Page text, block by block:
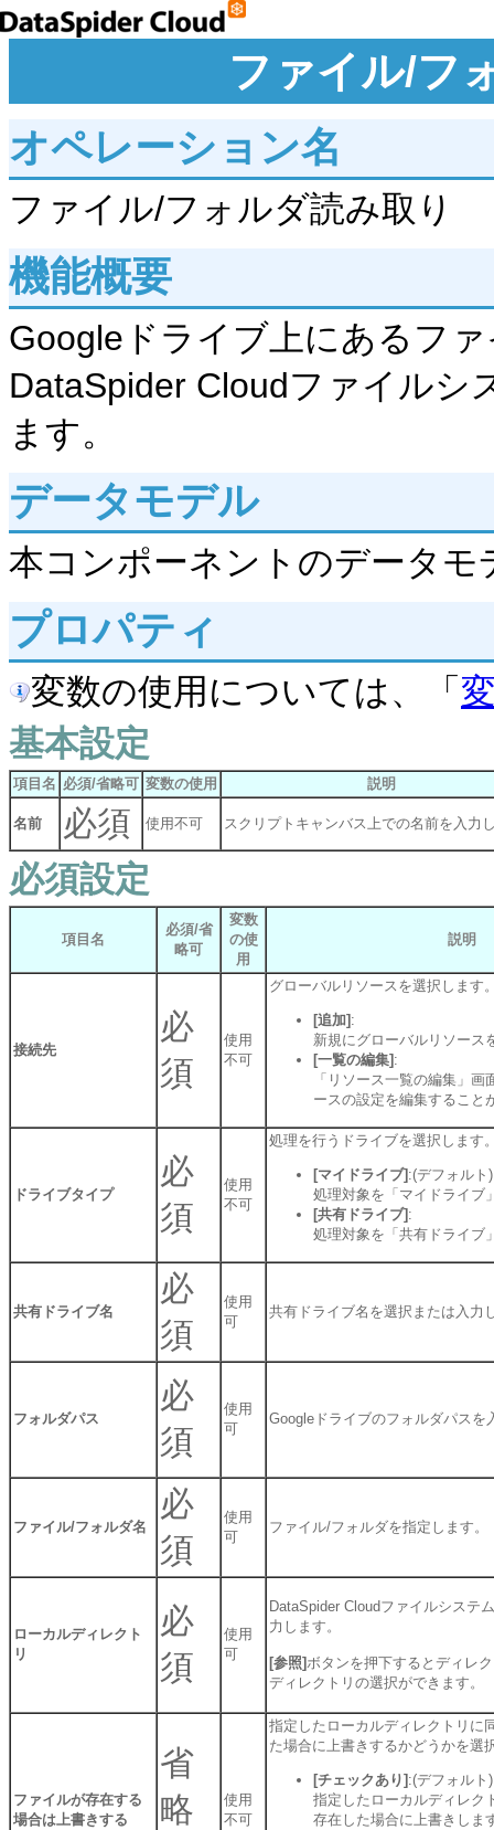
ファイル/フ
オペレーション名
ファイル/フォルダ読み取り
機能概要
Googleドライブ上にあるフ
DataSpider Cloudファイルシ
ます。
データモデル
本コンポーネントのデータモ
プロパティ
変数の使用については、「
基本設定
項目名 必須/省略可 変数の使用 説明
名前 必須 使用不可 スクリプトキャンバス上での名前を入力
必須設定
項目名
必須/省
略可
変数
の使
用
説明
接続先
必
須
使用
不可
グローバルリソースを選択します
[追加] :
新規にグローバルリソース
[一覧の編集] :
「リソース一覧の編集」
ースの設定を編集すること
ドライブタイプ
必
須
使用
不可
処理を行うドライブを選択します
[マイドライブ] :(デフォルト)
処理対象を「マイドライブ
[共有ドライブ] :
処理対象を「共有ドライブ
共有ドライブ名
必
須
使用
可
共有ドライブ名を選択または入力
フォルダパス
必
須
使用
可
Googleドライブのフォルダパスを
ファイル/フォルダ名
必
須
使用
可
ファイル/フォルダを指定します。
ローカルディレクト
リ
必
須
使用
可
DataSpider Cloudファイルシステ
力します。
[参照]ボタンを押下するとディレ
ディレクトリの選択ができます。
ファイルが存在する
場合は上書きする
省
略
使用
不可
指定したローカルディレクトリに
た場合に上書きするかどうかを選
[チェックあり] :(デフォルト)
指定したローカルディレク
存在した場合に上書きしま